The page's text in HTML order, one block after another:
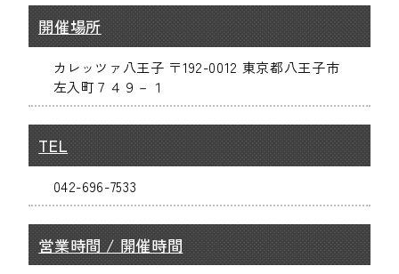
開催場所
カレッツァ八王子 〒192-0012 東京都八王子市
左入町７４９－１
TEL
042-696-7533
営業時間 / 開催時間